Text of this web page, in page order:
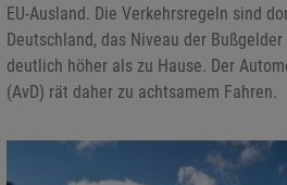
EU-Ausland. Die Verkehrsregeln sind
Deutschland, das Niveau der
deutlich höher als zu Hause. Der
(AvD) rät daher zu achtsamem Fahren.